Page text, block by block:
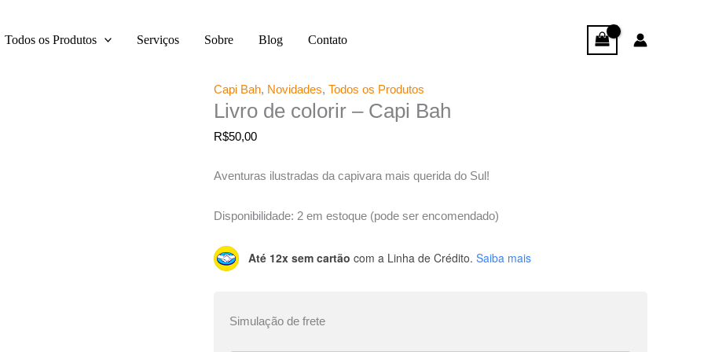
Todos os Produtos Serviços Sobre Blog Contato
Capi Bah, Novidades, Todos os Produtos
Livro de colorir – Capi Bah
R$50,00
Aventuras ilustradas da capivara mais querida do Sul!
Disponibilidade: 2 em estoque (pode ser encomendado)
Até 12x sem cartão com a Linha de Crédito. Saiba mais
Simulação de frete
colorir
Capi
Bah
quantidade